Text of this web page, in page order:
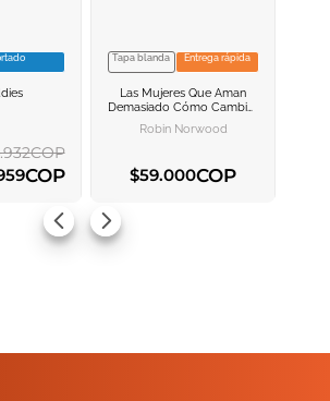
.932COP
COP
VER INFORMACION
AGREGAR AL
Tapa blanda Entrega rápida
Las Mujeres Que Aman
Demasiado Cómo Cambiar
Nuestra Manera De Amar Y
Así Dejar De Sufrir
Robin Norwood
$59.000COP